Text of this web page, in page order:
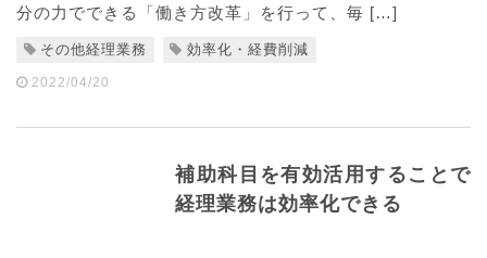
分の力でできる「働き方改革」を行って、毎 […]
その他経理業務 効率化・経費削減
2022/04/20
補助科目を有効活用することで
経理業務は効率化できる